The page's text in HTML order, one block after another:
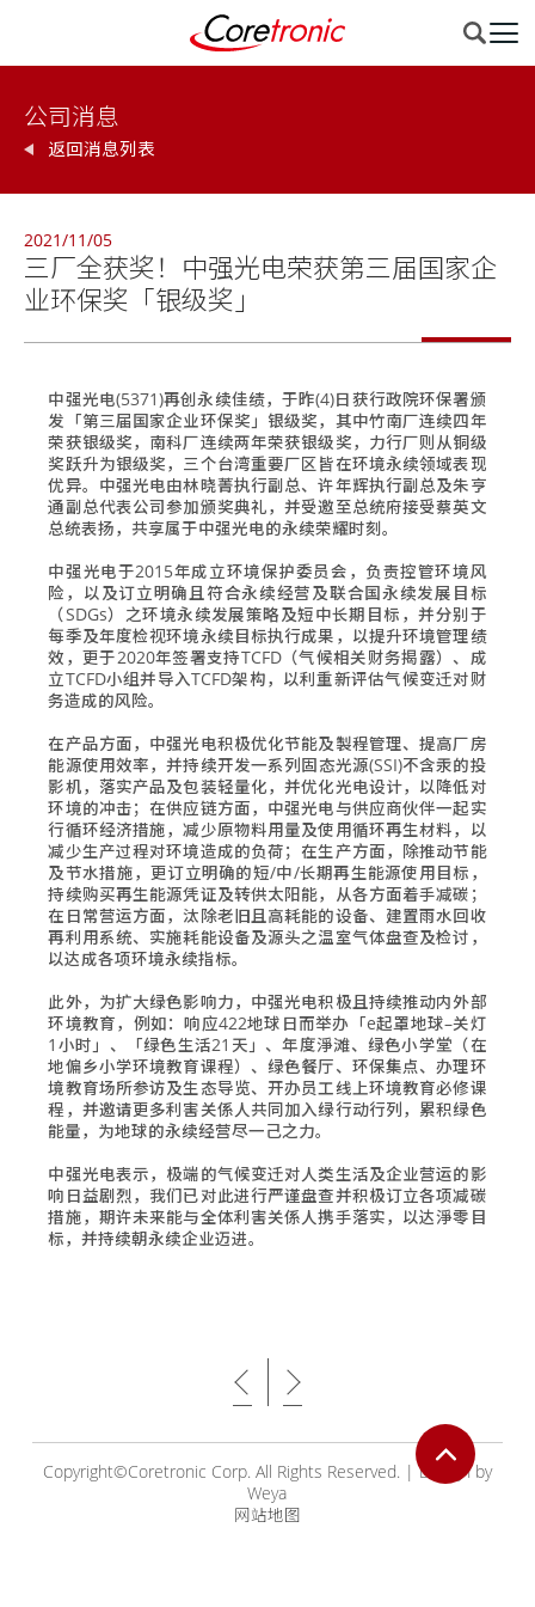
公司消息
返回消息列表
2021/11/05
三厂全获奖！中强光电荣获第三届国家企
业环保奖「银级奖」
中强光电(5371)再创永续佳绩，于昨(4)日获行政院环保署颁
发「第三届国家企业环保奖」银级奖，其中竹南厂连续四年
荣获银级奖，南科厂连续两年荣获银级奖，力行厂则从铜级
奖跃升为银级奖，三个台湾重要厂区皆在环境永续领域表现
优异。中强光电由林晓菁执行副总、许年辉执行副总及朱亨
通副总代表公司参加颁奖典礼，并受邀至总统府接受蔡英文
总统表扬，共享属于中强光电的永续荣耀时刻。
中强光电于2015年成立环境保护委员会，负责控管环境风
险，以及订立明确且符合永续经营及联合国永续发展目标
（SDGs）之环境永续发展策略及短中长期目标，并分别于
每季及年度检视环境永续目标执行成果，以提升环境管理绩
效，更于2020年签署支持TCFD（气候相关财务揭露）、成
立TCFD小组并导入TCFD架构，以利重新评估气候变迁对财
务造成的风险。
在产品方面，中强光电积极优化节能及製程管理、提高厂房
能源使用效率，并持续开发一系列固态光源(SSI)不含汞的投
影机，落实产品及包装轻量化，并优化光电设计，以降低对
环境的冲击；在供应链方面，中强光电与供应商伙伴一起实
行循环经济措施，减少原物料用量及使用循环再生材料，以
减少生产过程对环境造成的负荷；在生产方面，除推动节能
及节水措施，更订立明确的短/中/长期再生能源使用目标，
持续购买再生能源凭证及转供太阳能，从各方面着手减碳；
在日常营运方面，汰除老旧且高耗能的设备、建置雨水回收
再利用系统、实施耗能设备及源头之温室气体盘查及检讨，
以达成各项环境永续指标。
此外，为扩大绿色影响力，中强光电积极且持续推动内外部
环境教育，例如：响应422地球日而举办「e起罩地球–关灯
1小时」、「绿色生活21天」、年度淨滩、绿色小学堂（在
地偏乡小学环境教育课程）、绿色餐厅、环保集点、办理环
境教育场所参访及生态导览、开办员工线上环境教育必修课
程，并邀请更多利害关係人共同加入绿行动行列，累积绿色
能量，为地球的永续经营尽一己之力。
中强光电表示，极端的气候变迁对人类生活及企业营运的影
响日益剧烈，我们已对此进行严谨盘查并积极订立各项减碳
措施，期许未来能与全体利害关係人携手落实，以达淨零目
标，并持续朝永续企业迈进。
Copyright©Coretronic Corp. All Rights Reserved. | Design by
Weya
网站地图